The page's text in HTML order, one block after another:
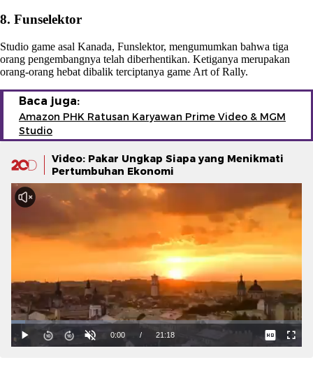
8. Funselektor
Studio game asal Kanada, Funslektor, mengumumkan bahwa tiga
orang pengembangnya telah diberhentikan. Ketiganya merupakan
orang-orang hebat dibalik terciptanya game Art of Rally.
Baca juga:
Amazon PHK Ratusan Karyawan Prime Video & MGM
Studio
Video: Pakar Ungkap Siapa yang Menikmati
Pertumbuhan Ekonomi